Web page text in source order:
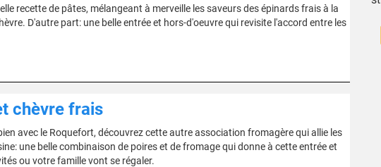
recette de pâtes, mélangeant à merveille les saveurs des épinards frais à la
D'autre part: une belle entrée et hors-d'oeuvre qui revisite l'accord entre les
chèvre frais
avec le Roquefort, découvrez cette autre association fromagère qui allie les
une belle combinaison de poires et de fromage qui donne à cette entrée et
ou votre famille vont se régaler.